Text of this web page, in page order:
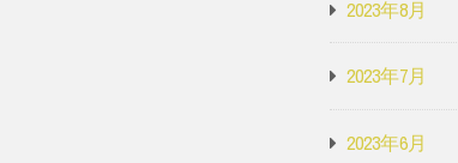
2023年8月
2023年7月
2023年6月